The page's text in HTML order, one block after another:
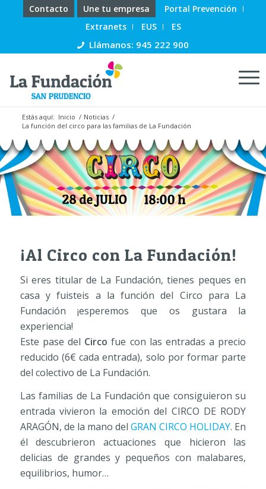
Contacto Une tu empresa
Portal Prevención
Extranets
EUS ES
Llámanos: 945 222 900
Estás aquí: Inicio / Noticias /
La función del circo para las familias de La Fundación
¡Al Circo con La Fundación!
Si eres titular de La Fundación, tienes peques en
casa y fuisteis a la función del Circo para La
Fundación ¡esperemos que os gustara la
experiencia!
Este pase del Circo fue con las entradas a precio
reducido (6€ cada entrada), solo por formar parte
del colectivo de La Fundación.
Las familias de La Fundación que consiguieron su
entrada vivieron la emoción del CIRCO DE RODY
ARAGÓN, de la mano delGRAN CIRCO HOLIDAY. En
él descubrieron actuaciones que hicieron las
delicias de grandes y pequeños con malabares,
equilibrios, humor…